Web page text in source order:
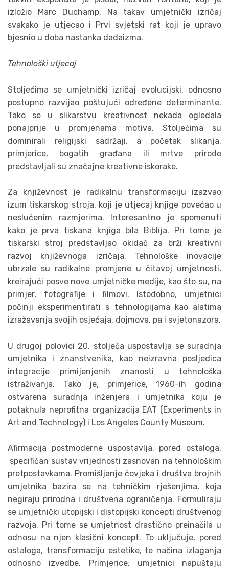
izložio Marc Duchamp. Na takav umjetnički izričaj
svakako je utjecao i Prvi svjetski rat koji je upravo
bjesnio u doba nastanka dadaizma.
Tehnološki utjecaj
Stoljećima se umjetnički izričaj evolucijski, odnosno
postupno razvijao poštujući određene determinante.
Tako se u slikarstvu kreativnost nekada ogledala
ponajprije u promjenama motiva. Stoljećima su
dominirali religijski sadržaji, a početak slikanja,
primjerice, bogatih građana ili mrtve prirode
predstavljali su značajne kreativne iskorake.
Za književnost je radikalnu transformaciju izazvao
izum tiskarskog stroja, koji je utjecaj knjige povećao u
neslućenim razmjerima. Interesantno je spomenuti
kako je prva tiskana knjiga bila Biblija. Pri tome je
tiskarski stroj predstavljao okidač za brži kreativni
razvoj književnoga izričaja. Tehnološke inovacije
ubrzale su radikalne promjene u čitavoj umjetnosti,
kreirajući posve nove umjetničke medije, kao što su, na
primjer, fotografije i filmovi. Istodobno, umjetnici
počinji eksperimentirati s tehnologijama kao alatima
izražavanja svojih osjećaja, dojmova, pa i svjetonazora.
U drugoj polovici 20. stoljeća uspostavlja se suradnja
umjetnika i znanstvenika, kao neizravna posljedica
integracije primijenjenih znanosti u tehnološka
istraživanja. Tako je, primjerice, 1960-ih godina
ostvarena suradnja inženjera i umjetnika koju je
potaknula neprofitna organizacija EAT (Experiments in
Art and Technology) i Los Angeles County Museum.
Afirmacija postmoderne uspostavlja, pored ostaloga,
specifičan sustav vrijednosti zasnovan na tehnološkim
pretpostavkama. Promišljanje čovjeka i društva brojnih
umjetnika bazira se na tehničkim rješenjima, koja
negiraju prirodna i društvena ograničenja. Formuliraju
se umjetnički utopijski i distopijski koncepti društvenog
razvoja. Pri tome se umjetnost drastično preinačila u
odnosu na njen klasični koncept. To uključuje, pored
ostaloga, transformaciju estetike, te načina izlaganja
odnosno izvedbe. Primjerice, umjetnici napuštaju